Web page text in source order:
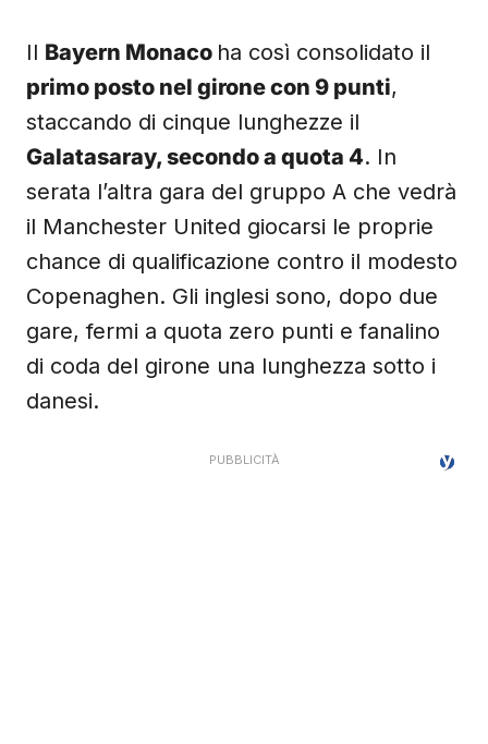
Il Bayern Monaco ha così consolidato il
primo posto nel girone con 9 punti,
staccando di cinque lunghezze il
Galatasaray, secondo a quota 4. In
serata l’altra gara del gruppo A che vedrà
il Manchester United giocarsi le proprie
chance di qualificazione contro il modesto
Copenaghen. Gli inglesi sono, dopo due
gare, fermi a quota zero punti e fanalino
di coda del girone una lunghezza sotto i
danesi.